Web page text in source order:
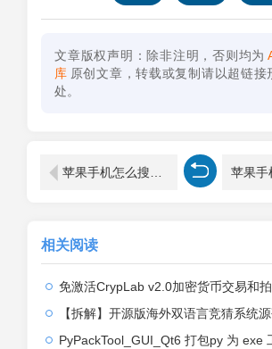
文章版权声明：除非注明，否则均为
库 原创文章，转载或复制请以超链接
处。
苹果手机怎么搜隐藏的wifi ？
相关阅读
免激活CrypLab v2.0加密货币交易和拍卖系统源码，前台新
【拆解】开源版海外双语言竞猜系统
PyPackTool_GUI_Qt6 打包py 为 exe